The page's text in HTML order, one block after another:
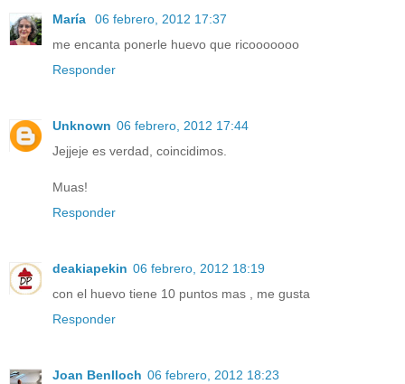
María
06 febrero, 2012 17:37
me encanta ponerle huevo que ricooooooo
Responder
Unknown 06 febrero, 2012 17:44
Jejjeje es verdad, coincidimos.
Muas!
Responder
deakiapekin 06 febrero, 2012 18:19
con el huevo tiene 10 puntos mas , me gusta
Responder
Joan Benlloch 06 febrero, 2012 18:23